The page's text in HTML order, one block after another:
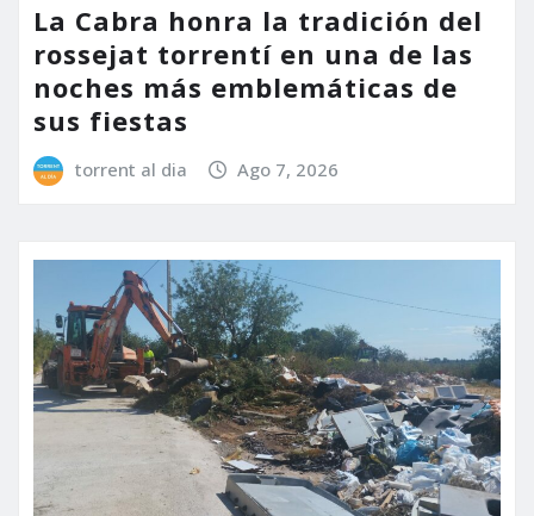
La Cabra honra la tradición del
rossejat torrentí en una de las
noches más emblemáticas de
sus fiestas
torrent al dia Ago 7, 2026